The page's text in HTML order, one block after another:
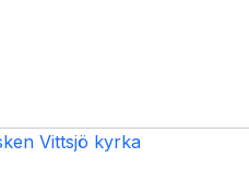
Vittsjö kyrka